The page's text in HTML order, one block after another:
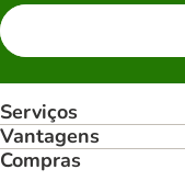
Serviços
Vantagens
Compras